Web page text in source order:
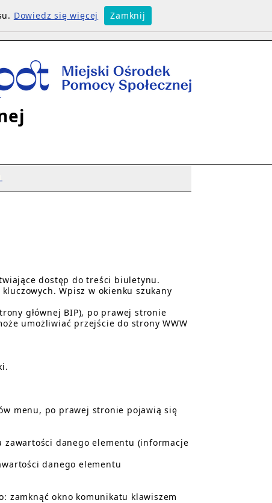
dostęp do treści biuletynu.
Wpisz w okienku szukany
głównej BIP), po prawej stronie
umożliwiać przejście do strony WWW
menu, po prawej stronie pojawią się
zawartości danego elementu (informacje
danego elementu
zamknąć okno komunikatu klawiszem
Dowiedz się więcej Zamknij